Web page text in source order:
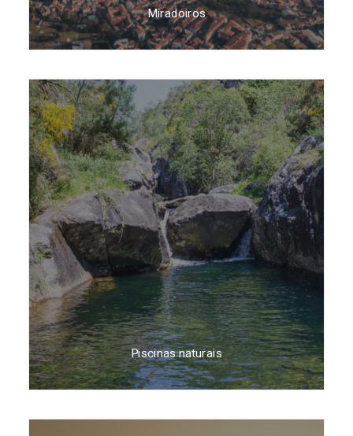
Miradoiros
Piscinas naturais